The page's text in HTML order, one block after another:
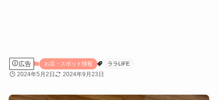
広告 お店・スポット情報 ララLIFE
2024年5月2日 2024年9月23日